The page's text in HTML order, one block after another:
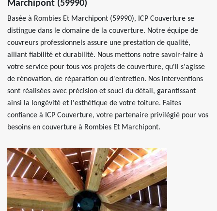
Marchipont (59990)
Basée à Rombies Et Marchipont (59990), ICP Couverture se
distingue dans le domaine de la couverture. Notre équipe de
couvreurs professionnels assure une prestation de qualité,
alliant fiabilité et durabilité. Nous mettons notre savoir-faire à
votre service pour tous vos projets de couverture, qu'il s'agisse
de rénovation, de réparation ou d'entretien. Nos interventions
sont réalisées avec précision et souci du détail, garantissant
ainsi la longévité et l'esthétique de votre toiture. Faites
confiance à ICP Couverture, votre partenaire privilégié pour vos
besoins en couverture à Rombies Et Marchipont.